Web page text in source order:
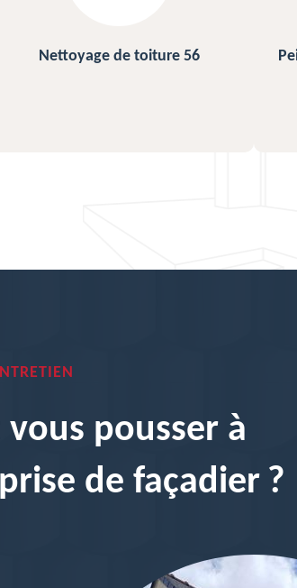
Peinture sur ardoise et toiture 56
pousser à
de façadier ?